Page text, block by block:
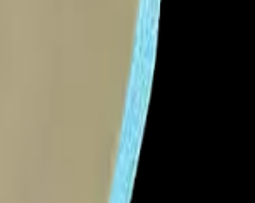
en barras LED.